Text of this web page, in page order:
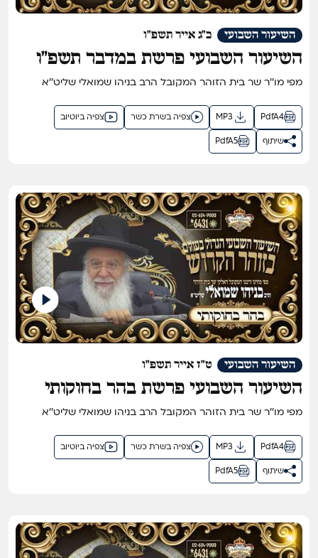
כ"ג אייר תשפ"ו השיעור השבועי
השיעור השבועי פרשת במדבר תשפ"ו
מפי מו''ר שר בית הזוהר המקובל הרב בניהו שמואלי שליט''א
צפיה ביוטיוב צפיה בשרת כשר MP3 PdfA4
PdfA5 שיתוף
ט"ז אייר תשפ"ו השיעור השבועי
השיעור השבועי פרשת בהר בחוקותי
תשפ"ו אתרא קדישא מירון - השיעור
הזוהר המקובל ר' בניהו שמואלי שליט"א
מפי מו''ר שר בית הזוהר המקובל הרב בניהו שמואלי שליט''א
צפיה ביוטיוב צפיה בשרת כשר MP3 PdfA4
PdfA5 שיתוף